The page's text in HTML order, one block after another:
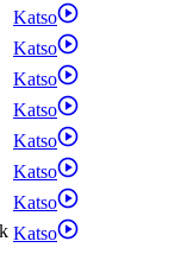
Katso
Katso
Katso
Katso
Katso
Katso
Katso
Katso